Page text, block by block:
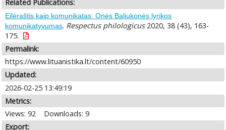
Related Publications:
Eilėraštis kaip komunikatas: Onės Baliukonės lyrikos
komunikatyvumas. Respectus philologicus2020, 38 (43), 163-
175.
Permalink:
https://www.lituanistika.lt/content/60950
Updated:
2026-02-25 13:49:19
Metrics:
Views: 92
Downloads: 9
Export: